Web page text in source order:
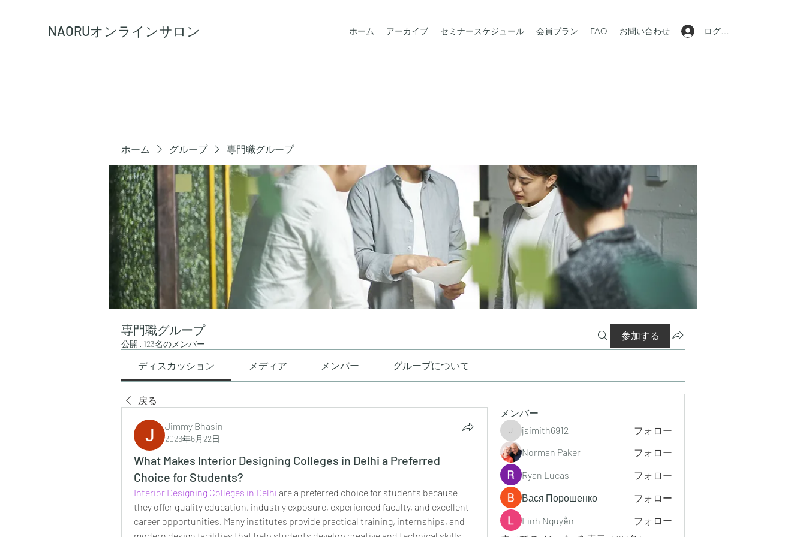
NAORUオンラインサロン ホーム アーカイブ セミナースケジュール 会員プラン FAQ お問い合わせ ログイン
ホーム グループ 専門職グループ
専門職グループ
公開 · 123名のメンバー
参加する
ディスカッション メディア メンバー グループについて
戻る
Jimmy Bhasin
2026年6月22日
What Makes Interior Designing Colleges in Delhi a Preferred
Choice for Students?
Interior Designing Colleges in Delhi are a preferred choice for students because
they offer quality education, industry exposure, experienced faculty, and excellent
career opportunities. Many institutes provide practical training, internships, and
メンバー
jsimith6912
jsimith6912
フォロー
Norman Paker
フォロー
Ryan Lucas
フォロー
Вася Порошенко
フォロー
Linh Nguyễn
フォロー